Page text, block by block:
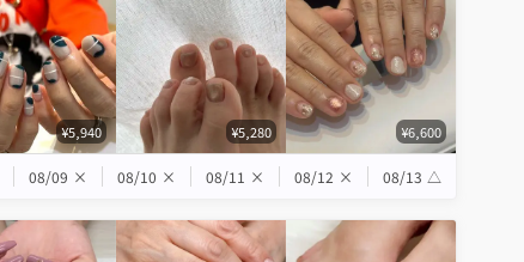
¥5,940 ¥5,280 ¥6,600
08/09 × 08/10 × 08/11 × 08/12 × 08/13 △